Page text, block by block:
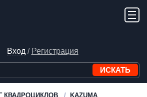
Вход / Регистрация
КВАДРОЦИКЛОВ KAZUMA